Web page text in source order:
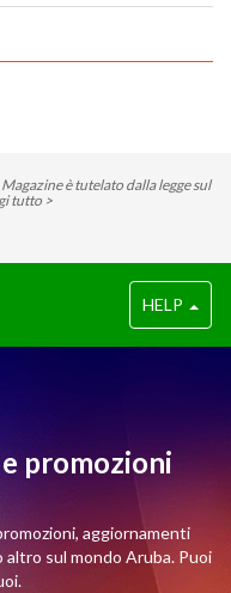
si riferiscono.
è tutelato dalla legge sul
tutto >
HELP
promozioni
aggiornamenti
sul mondo Aruba. Puoi